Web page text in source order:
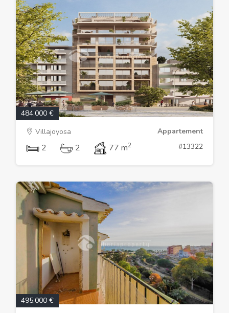
484.000 €
Villajoyosa
Appartement
2 2 77 m2 #13322
495.000 €